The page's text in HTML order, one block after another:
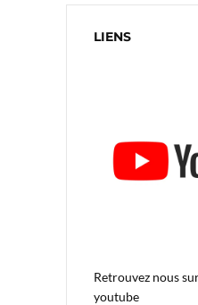
LIENS
Retrouvez nous
youtube